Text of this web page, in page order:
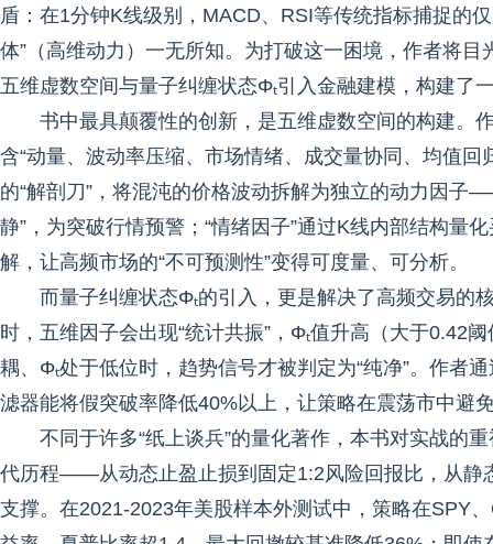
盾：在1分钟K线级别，MACD、RSI等传统指标捕捉的
体”（高维动力）一无所知。为打破这一困境，作者将
五维虚数空间与量子纠缠状态Φₜ引入金融建模，构建了
书中最具颠覆性的创新，是五维虚数空间的构建。
含“动量、波动率压缩、市场情绪、成交量协同、均值回
的“解剖刀”，将混沌的价格波动拆解为独立的动力因子
静”，为突破行情预警；“情绪因子”通过K线内部结构量
解，让高频市场的“不可预测性”变得可度量、可分析。
而量子纠缠状态Φₜ的引入，更是解决了高频交易
时，五维因子会出现“统计共振”，Φₜ值升高（大于0.42
耦、Φₜ处于低位时，趋势信号才被判定为“纯净”。作者
滤器能将假突破率降低40%以上，让策略在震荡市中避
不同于许多“纸上谈兵”的量化著作，本书对实战的
代历程——从动态止盈止损到固定1:2风险回报比，从静
支撑。在2021-2023年美股样本外测试中，策略在SPY